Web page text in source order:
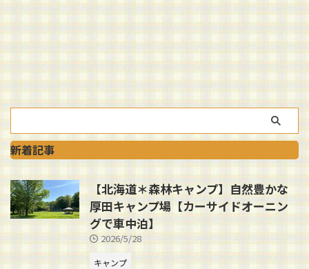
新着記事
【北海道＊森林キャンプ】自然豊かな
厚田キャンプ場【カーサイドオーニン
グで車中泊】
2026/5/28
キャンプ